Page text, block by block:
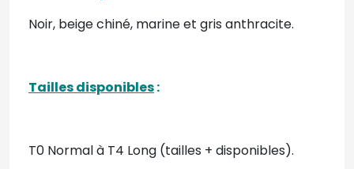
Noir, beige chiné, marine et gris anthracite.
Tailles disponibles:
T0 Normal à T4 Long (tailles + disponibles).